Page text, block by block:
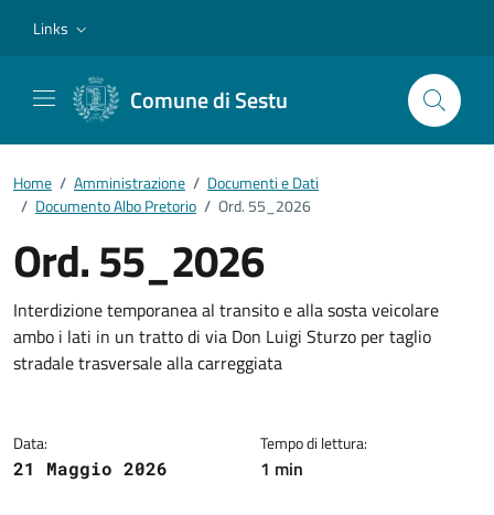
Links
Comune di Sestu
Home / Amministrazione / Documenti e Dati
/ Documento Albo Pretorio / Ord. 55_2026
Ord. 55_2026
Dettagli del documento
Interdizione temporanea al transito e alla sosta veicolare
ambo i lati in un tratto di via Don Luigi Sturzo per taglio
stradale trasversale alla carreggiata
Data:
21 Maggio 2026
Tempo di lettura:
1 min